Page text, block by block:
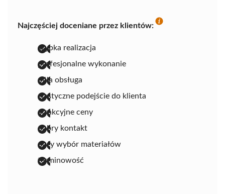
Najczęściej doceniane przez klientów:
szybka realizacja
profesjonalne wykonanie
miła obsługa
elastyczne podejście do klienta
atrakcyjne ceny
dobry kontakt
duży wybór materiałów
terminowość